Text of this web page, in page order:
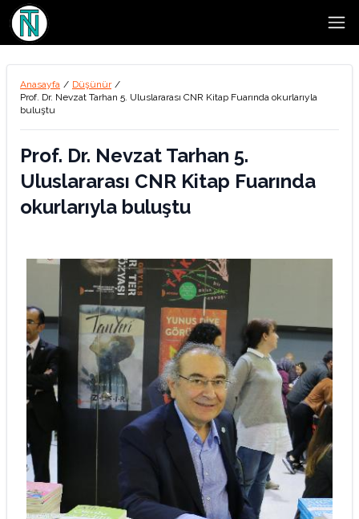
Anasayfa / Düşünür /
Prof. Dr. Nevzat Tarhan 5. Uluslararası CNR Kitap Fuarında okurlarıyla
buluştu
Prof. Dr. Nevzat Tarhan 5.
Uluslararası CNR Kitap Fuarında
okurlarıyla buluştu